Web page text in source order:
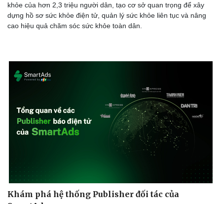
khỏe của hơn 2,3 triệu người dân, tạo cơ sở quan trọng để xây
dựng hồ sơ sức khỏe điện tử, quản lý sức khỏe liên tục và nâng
cao hiệu quả chăm sóc sức khỏe toàn dân.
Khám phá hệ thống Publisher đối tác của